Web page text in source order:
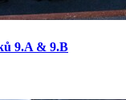
9.A & 9.B